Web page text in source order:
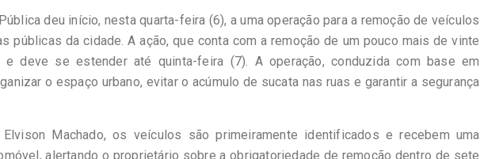
deu início, nesta quarta-feira (6), a uma operação para a remoção de veículos
públicas da cidade. A ação, que conta com a remoção de um pouco mais de vinte
e deve se estender até quinta-feira (7). A operação, conduzida com base em
o espaço urbano, evitar o acúmulo de sucata nas ruas e garantir a segurança
Machado, os veículos são primeiramente identificados e recebem uma
alertando o proprietário sobre a obrigatoriedade de remoção dentro de sete